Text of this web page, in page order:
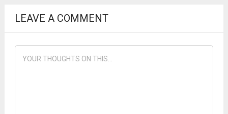
LEAVE A COMMENT